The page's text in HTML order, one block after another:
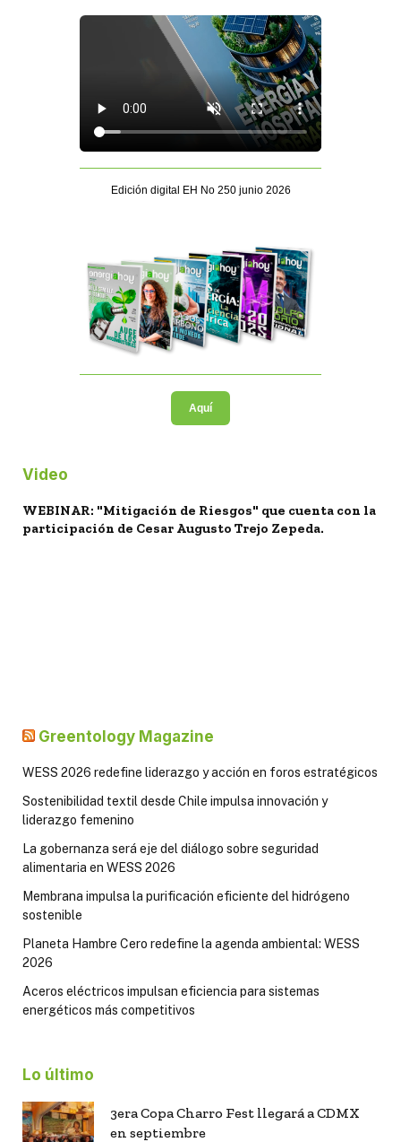
Edición digital EH No 250 junio 2026
Aquí
Video
WEBINAR: "Mitigación de Riesgos" que cuenta con la
participación de Cesar Augusto Trejo Zepeda.
Greentology Magazine
WESS 2026 redefine liderazgo y acción en foros estratégicos
Sostenibilidad textil desde Chile impulsa innovación y
liderazgo femenino
La gobernanza será eje del diálogo sobre seguridad
alimentaria en WESS 2026
Membrana impulsa la purificación eficiente del hidrógeno
sostenible
Planeta Hambre Cero redefine la agenda ambiental: WESS
2026
Aceros eléctricos impulsan eficiencia para sistemas
energéticos más competitivos
Lo último
3era Copa Charro Fest llegará a CDMX
en septiembre